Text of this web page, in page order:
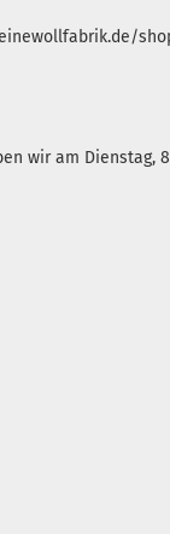
wir am Dienstag,